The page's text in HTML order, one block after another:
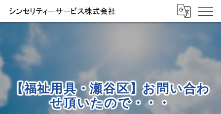
【福祉用具・瀬谷区】お問い合わ
せ頂いたので・・・